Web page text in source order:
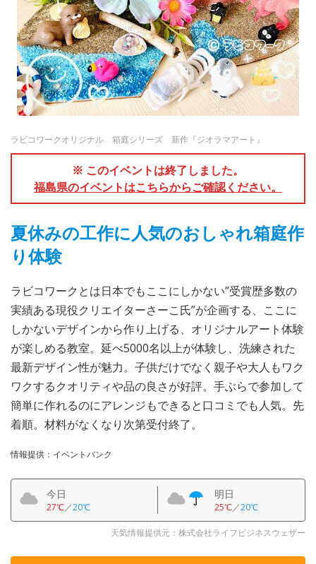
ラビコワークオリジナル 箱庭シリーズ 新作『ジオラマアート』
※ このイベントは終了しました。
福島県のイベントはこちらからご確認ください。
夏休みの工作に人気のおしゃれ箱庭作
り体験
ラビコワークとは日本でもここにしかない”受賞歴多数の
実績ある現役クリエイターさーこ氏”が企画する、ここに
しかないデザインから作り上げる、オリジナルアート体験
が楽しめる教室。延べ5000名以上が体験し、洗練された
最新デザイン性が魅力。子供だけでなく親子や大人もワク
ワクするクオリティや品の良さが好評。手ぶらで参加して
簡単に作れるのにアレンジもできると口コミでも人気。先
着順。材料がなくなり次第受付終了。
情報提供：イベントバンク
今日
27℃／20℃
明日
25℃／20℃
天気情報提供元：株式会社ライフビジネスウェザー